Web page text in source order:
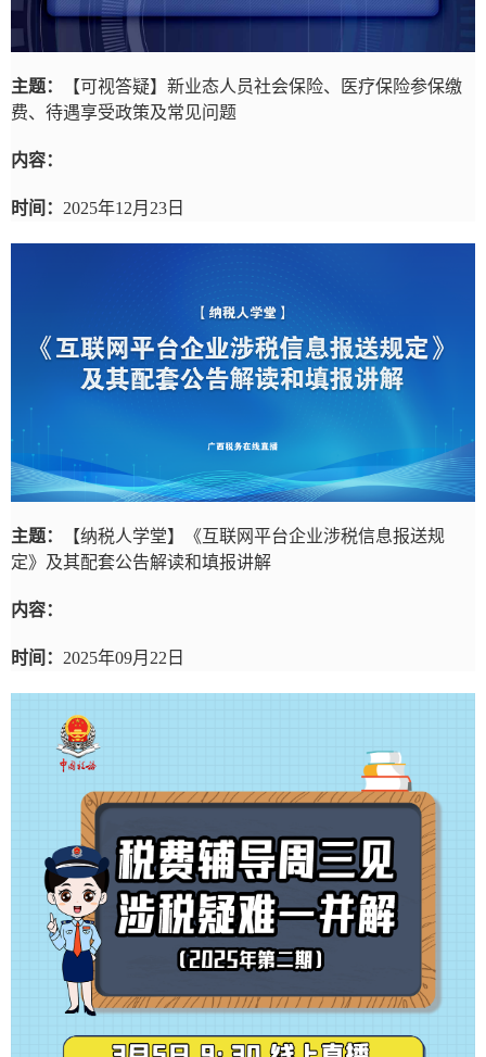
主题：
【可视答疑】新业态人员社会保险、医疗保险参保缴
费、待遇享受政策及常见问题
内容：
时间： 2025年12月23日
主题：
【纳税人学堂】《互联网平台企业涉税信息报送规
定》及其配套公告解读和填报讲解
内容：
时间： 2025年09月22日